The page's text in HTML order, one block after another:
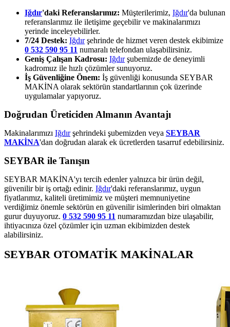
Iğdır'daki Referanslarımız: Müşterilerimiz, Iğdır'da bulunan
referanslarımız ile iletişime geçebilir ve makinalarımızı
yerinde inceleyebilirler.
7/24 Destek: Iğdırşehrinde de hizmet veren destek ekibimize
0 532 590 95 11 numaralı telefondan ulaşabilirsiniz.
Geniş Çalışan Kadrosu: Iğdırşubemizde de deneyimli
kadromuz ile hızlı çözümler sunuyoruz.
İş Güvenliğine Önem: İş güvenliği konusunda SEYBAR
MAKİNA olarak sektörün standartlarının çok üzerinde
uygulamalar yapıyoruz.
Doğrudan Üreticiden Almanın Avantajı
Makinalarımızı Iğdırşehrindeki şubemizden veya SEYBAR
MAKİNA'dan doğrudan alarak ek ücretlerden tasarruf edebilirsiniz.
SEYBAR ile Tanışın
SEYBAR MAKİNA'yı tercih edenler yalnızca bir ürün değil,
güvenilir bir iş ortağı edinir. Iğdır'daki referanslarımız, uygun
fiyatlarımız, kaliteli üretimimiz ve müşteri memnuniyetine
verdiğimiz önemle sektörün en güvenilir isimlerinden biri olmaktan
gurur duyuyoruz. 0 532 590 95 11 numaramızdan bize ulaşabilir,
ihtiyacınıza özel çözümler için uzman ekibimizden destek
alabilirsiniz.
SEYBAR OTOMATİK MAKİNALAR